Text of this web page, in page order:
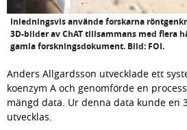
Inledningsvis använde forskarna
3D-bilder av ChAT tillsammans med flera
gamla forskningsdokument. Bild: FOI.
Anders Allgardsson utvecklade ett
koenzym A och genomförde en
mängd data. Ur denna data kunde en
utvecklas.